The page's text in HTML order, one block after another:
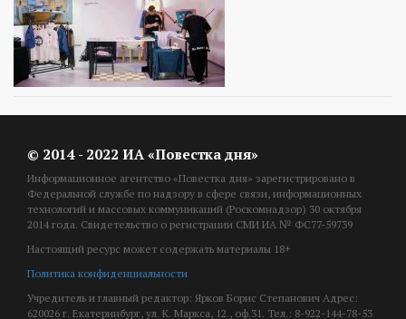
© 2014 - 2022 ИА «Повестка дня»
Информационное агентство «Повестка дня» зарегистрировано в
Федеральной службе по надзору в сфере связи, информационных
технологий и массовых коммуникаций (Роскомнадзор) 30 октября
2014 года. Свидетельство о регистрации СМИ ИА № ФС77-59739
Настоящий ресурс может содержать материалы 18+
Политика конфиденциальности
Учредитель и главный редактор: Ярков Борис Степанович Адрес:
620026 г. Екатеринбург, ул. К. Маркса, 12., оф.31. Тел.: 8-922-144-78-53